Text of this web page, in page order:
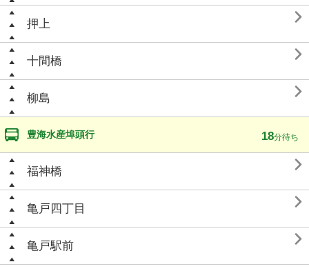
押上 
十間橋 
柳島 
豊海水産埠頭行 18分待ち
福神橋 
亀戸四丁目 
亀戸駅前 